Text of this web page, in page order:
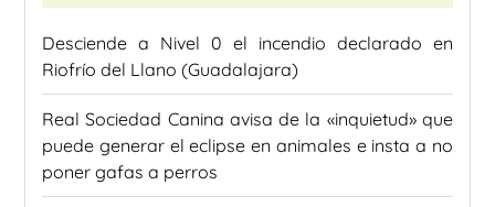
Desciende a Nivel 0 el incendio declarado en
Riofrío del Llano (Guadalajara)
Real Sociedad Canina avisa de la «inquietud» que
puede generar el eclipse en animales e insta a no
poner gafas a perros